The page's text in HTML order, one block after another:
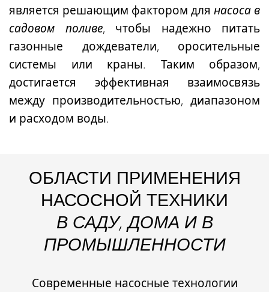
является решающим фактором для насоса в
садовом поливе, чтобы надежно питать
газонные дождеватели, оросительные
системы или краны. Таким образом,
достигается эффективная взаимосвязь
между производительностью, диапазоном
и расходом воды.
ОБЛАСТИ ПРИМЕНЕНИЯ
НАСОСНОЙ ТЕХНИКИ
В САДУ, ДОМА И В
ПРОМЫШЛЕННОСТИ
Современные насосные технологии